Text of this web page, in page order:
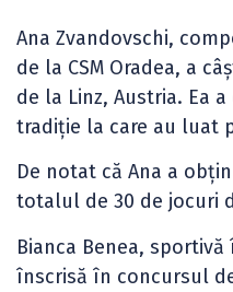
Ana Zvandovschi,
de la CSM Oradea, a
de la Linz, Austria. Ea
tradiție la care au luat
De notat că Ana a
totalul de 30 de jocuri
Bianca Benea,
înscrisă în concursul